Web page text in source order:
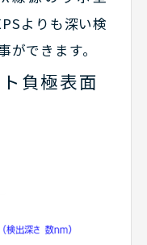
よりも深い検
できます。
負極表面